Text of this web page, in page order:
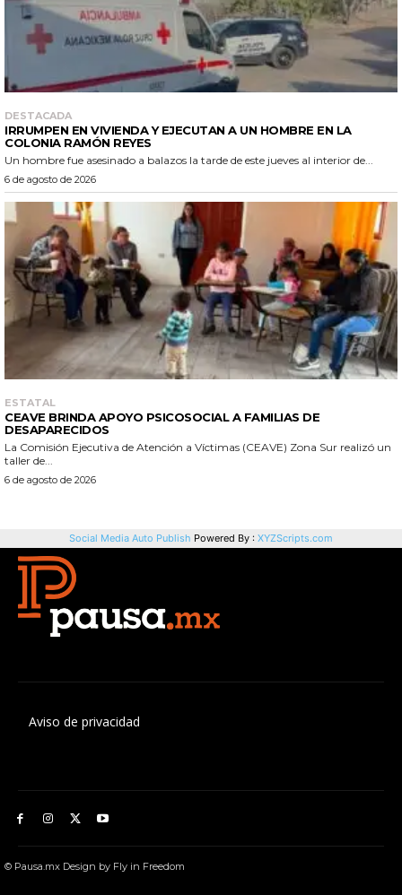
Aviso de privacidad
© Pausa.mx Design by Fly in Freedom